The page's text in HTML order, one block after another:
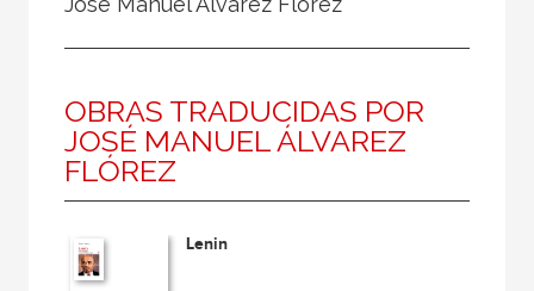
OBRAS TRADUCIDAS POR
JOSÉ MANUEL ÁLVAREZ
FLÓREZ
Lenin